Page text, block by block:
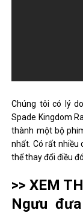
Chúng tôi có lý
Spade Kingdom
thành một bộ
nhất. Có rất nhiều
thể thay đổi điều đó.
>> XEM
Ngưu